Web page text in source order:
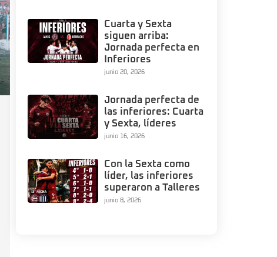
Cuarta y Sexta
siguen arriba:
Jornada perfecta en
Inferiores
junio 20, 2026
Jornada perfecta de
las inferiores: Cuarta
y Sexta, líderes
junio 16, 2026
Con la Sexta como
líder, las inferiores
superaron a Talleres
junio 8, 2026